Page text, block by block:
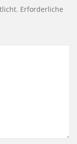
Erforderliche